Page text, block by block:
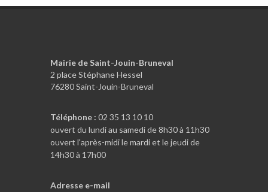
Mairie de Saint-Jouin-Bruneval
2 place Stéphane Hessel
76280 Saint-Jouin-Bruneval
Téléphone : 02 35 13 10 10
ouvert du lundi au samedi de 8h30 à 11h30
ouvert l'après-midi le mardi et le jeudi de
14h30 à 17h00
Adresse e-mail